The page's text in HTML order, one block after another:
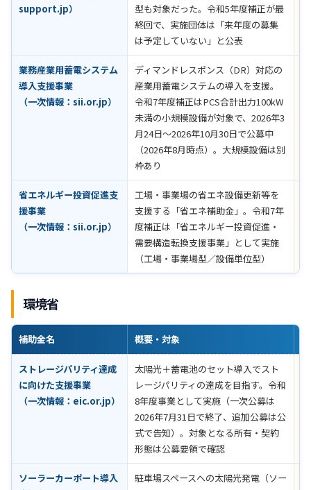
support.jp）
型も対象だった。令和5年度補正が最
終回で、実施団体は「来年度の募集
は予定していない」と公表
業務産業用蓄電システム
導入支援事業
（一次情報： sii.or.jp）
ディマンドレスポンス（DR）対応の
産業用蓄電システムの導入を支援。
令和7年度補正はPCS合計出力100kW
未満の小規模設備が対象で、2026年3
月24日～2026年10月30日で公募中
（2026年8月時点）。大規模設備は別
枠あり
省エネルギー投資促進支
援事業
（一次情報： sii.or.jp）
工場・事業場の省エネ設備更新等を
支援する「省エネ補助金」。令和7年
度補正は「省エネルギー投資促進・
需要構造転換支援事業」として実施
（工場・事業場型／設備単位型）
環境省
補助金名 概要・対象
ストレージパリティ達成
に向けた支援事業
（一次情報： eic.or.jp）
太陽光＋蓄電池のセット導入でスト
レージパリティの達成を目指す。令和
8年度事業として実施（一次公募は
2026年7月31日で終了、追加公募は公
式で告知）。対象となる所有・契約
形態は公募要領で確認
ソーラーカーポート導入
駐車場スペースへの太陽光発電（ソー